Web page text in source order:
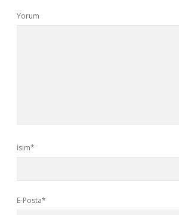
Yorum
İsim*
E-Posta*